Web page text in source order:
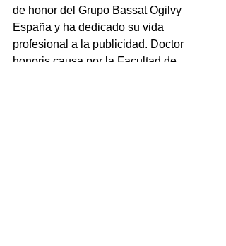
de honor del Grupo Bassat Ogilvy
España y ha dedicado su vida
profesional a la publicidad. Doctor
honoris causa por la Facultad de